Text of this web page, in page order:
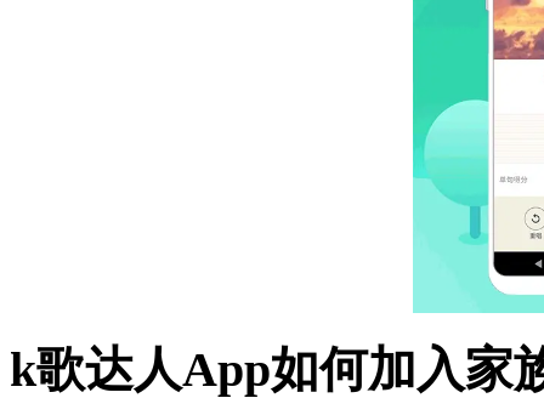
k歌达人App如何加入家